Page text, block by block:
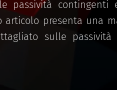
passività
articolo presenta una
sulle